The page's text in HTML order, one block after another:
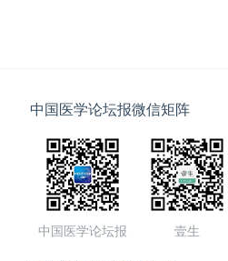
中国医学论坛报微信矩阵
中国医学论坛报 壹生